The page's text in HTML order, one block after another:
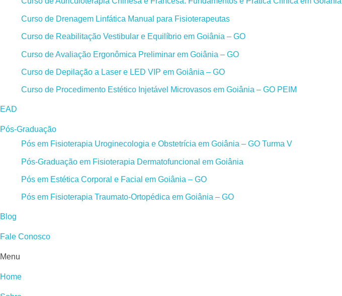
Curso de Drenagem Linfática Manual para Fisioterapeutas
Curso de Reabilitação Vestibular e Equilíbrio em Goiânia – GO
Curso de Avaliação Ergonômica Preliminar em Goiânia – GO
Curso de Depilação a Laser e LED VIP em Goiânia – GO
Curso de Procedimento Estético Injetável Microvasos em Goiânia – GO PEIM
EAD
Pós-Graduação
Pós em Fisioterapia Uroginecologia e Obstetrícia em Goiânia – GO Turma V
Pós-Graduação em Fisioterapia Dermatofuncional em Goiânia
Pós em Estética Corporal e Facial em Goiânia – GO
Pós em Fisioterapia Traumato-Ortopédica em Goiânia – GO
Blog
Fale Conosco
Menu
Home